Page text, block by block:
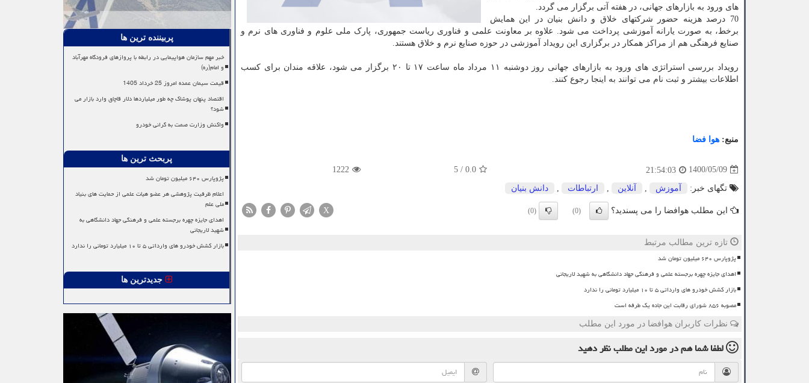
های ورود به بازارهای جهانی، در هفته آتی برگزار می گردد.
70 درصد هزینه حضور شرکتهای خلاق و دانش بنیان در این همایش
برخط، به صورت یارانه آموزشی پرداخت می شود. علاوه بر معاونت علمی و فناوری ریاست جمهوری، پارک ملی علوم و فناوری های نرم و
صنایع فرهنگی هم از مراکز همکار در برگزاری این رویداد آموزشی در حوزه صنایع نرم و خلاق هستند.
رویداد بررسی استراتژی های ورود به بازارهای جهانی روز دوشنبه ۱۱ مرداد ماه ساعت ۱۷ تا ۲۰ برگزار می شود، علاقه مندان برای کسب
اطلاعات بیشتر و ثبت نام می توانند به اینجا رجوع کنند.
منبع: هوا فضا
1400/05/09
21:54:03
0.0
/
5
1222
تگهای خبر: آموزش آنلاین ارتباطات دانش بنیان
این مطلب هوافضا را می پسندید؟ (0)
(0)
X
تازه ترین مطالب مرتبط
پژوپارس ۶۴۰ میلیون تومان شد
اهدای جایزه چهره برجسته علمی و فرهنگی جهاد دانشگاهی به شهید لاریجانی
بازار کشش خودرو های وارداتی ۵ تا ۱۰ میلیارد تومانی را ندارد
مصوبه ۸۵۶ شورای رقابت این جاده یک طرفه است
نظرات کاربران هوافضا در مورد این مطلب
لطفا شما همدر مورد این مطلبنظر دهید
پربیننده ترین ها
خبر مهم سازمان هواپیمایی در رابطه با پروازهای فرودگاه مهرآباد
و امام(ره)
قیمت سیمان عمده امروز 25 خرداد 1405
اقتصاد پنهان پوشاک چه طور میلیاردها دلار قاچاق وارد بازار می
شود؟
واکنش وزارت صمت به گرانی خودرو
پربحث ترین ها
پژوپارس ۶۴۰ میلیون تومان شد
اعلام ظرفیت پژوهشی هر عضو هیات علمی از حمایت های بنیاد
ملی علم
اهدای جایزه چهره برجسته علمی و فرهنگی جهاد دانشگاهی به
شهید لاریجانی
بازار کشش خودرو های وارداتی ۵ تا ۱۰ میلیارد تومانی را ندارد
جدیدترین ها